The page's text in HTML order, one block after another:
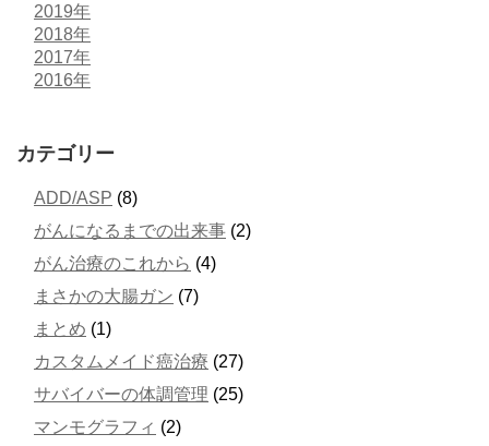
2019年
2018年
2017年
2016年
カテゴリー
ADD/ASP (8)
がんになるまでの出来事 (2)
がん治療のこれから (4)
まさかの大腸ガン (7)
まとめ (1)
カスタムメイド癌治療 (27)
サバイバーの体調管理 (25)
マンモグラフィ (2)